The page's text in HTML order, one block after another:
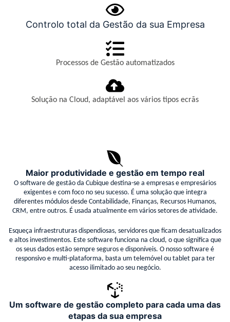
Controlo total da Gestão da sua Empresa
Processos de Gestão automatizados
Solução na Cloud, adaptável aos vários tipos ecrãs
Maior produtividade e gestão em tempo real
O software de gestão da Cubique destina-se a empresas e empresários
exigentes e com foco no seu sucesso. É uma solução que integra
diferentes módulos desde Contabilidade, Finanças, Recursos Humanos,
CRM, entre outros. É usada atualmente em vários setores de atividade.
Esqueça infraestruturas dispendiosas, servidores que ficam desatualizados
e altos investimentos. Este software funciona na cloud, o que significa que
os seus dados estão sempre seguros e disponíveis. O nosso software é
responsivo e multi-plataforma, basta um telemóvel ou tablet para ter
acesso ilimitado ao seu negócio.
Um software de gestão completo para cada uma das
etapas da sua empresa